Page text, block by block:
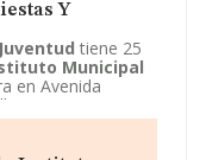
Y
tiene 25
Municipal
en Avenida
a, S/N. Su
- Actividades